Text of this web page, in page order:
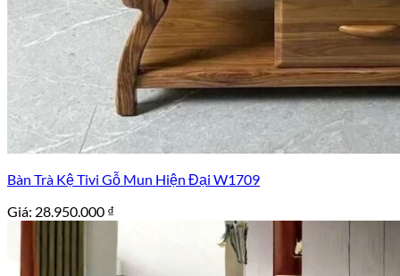
Bàn Trà Kệ Tivi Gỗ Mun Hiện Đại W1709
Giá: 28.950.000 ₫